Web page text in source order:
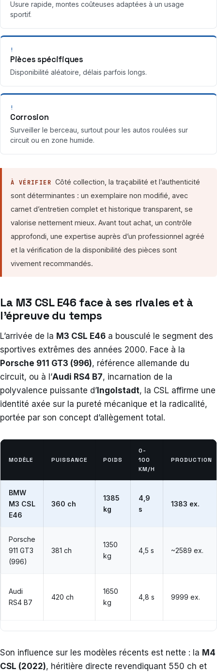
Usure rapide, montes coûteuses adaptées à un usage
sportif.
!
Pièces spécifiques
Disponibilité aléatoire, délais parfois longs.
!
Corrosion
Surveiller le berceau, surtout pour les autos roulées sur
circuit ou en zone humide.
À VÉRIFIER Côté collection, la traçabilité et l’authenticité
sont déterminantes : un exemplaire non modifié, avec
carnet d’entretien complet et historique transparent, se
valorise nettement mieux. Avant tout achat, un contrôle
approfondi, une expertise auprès d’un professionnel agréé
et la vérification de la disponibilité des pièces sont
vivement recommandés.
La M3 CSL E46 face à ses rivales et à
l’épreuve du temps
L’arrivée de la M3 CSL E46 a bousculé le segment des
sportives extrêmes des années 2000. Face à la
Porsche 911 GT3 (996), référence allemande du
circuit, ou à l’Audi RS4 B7, incarnation de la
polyvalence puissante d’ Ingolstadt, la CSL affirme une
identité axée sur la pureté mécanique et la radicalité,
portée par son concept d’allègement total.
MODÈLE PUISSANCE POIDS
0-
100
KM/H
PRODUCTION
BMW
M3 CSL
E46
360 ch
1385
kg
4,9
s
1383 ex.
Porsche
911 GT3
(996)
381 ch
1350
kg
4,5 s ~2589 ex.
Audi
RS4 B7
420 ch
1650
kg
4,8 s 9999 ex.
Son influence sur les modèles récents est nette : la M4
CSL (2022), héritière directe revendiquant 550 ch et